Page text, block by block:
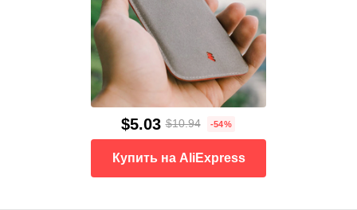
$5.03 $10.94 -54%
Купить на AliExpress